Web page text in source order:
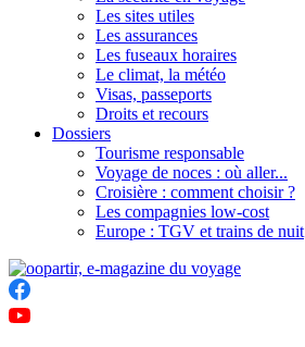
Les sites utiles
Les assurances
Les fuseaux horaires
Le climat, la météo
Visas, passeports
Droits et recours
Dossiers
Tourisme responsable
Voyage de noces : où aller...
Croisière : comment choisir ?
Les compagnies low-cost
Europe : TGV et trains de nuit